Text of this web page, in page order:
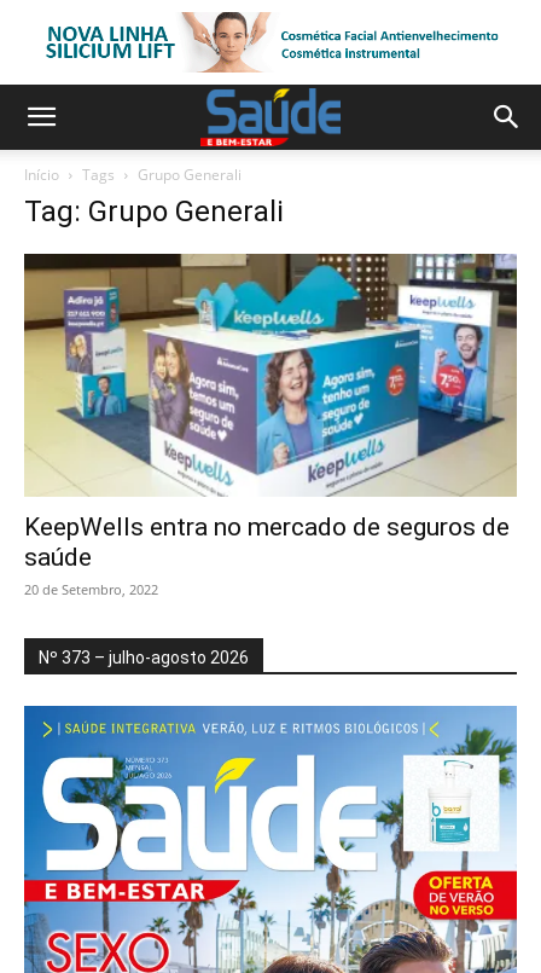
Início Tags Grupo Generali
Tag: Grupo Generali
KeepWells entra no mercado de seguros de
saúde
20 de Setembro, 2022
Nº 373 – julho-agosto 2026